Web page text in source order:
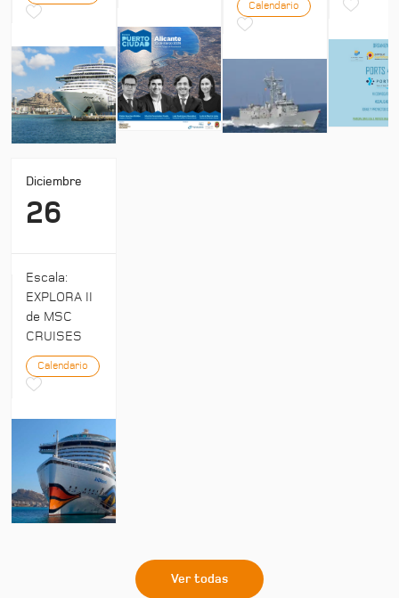
Diciembre
26
Escala:
EXPLORA II
de MSC
CRUISES
Calendario
Calendario
Ver todas